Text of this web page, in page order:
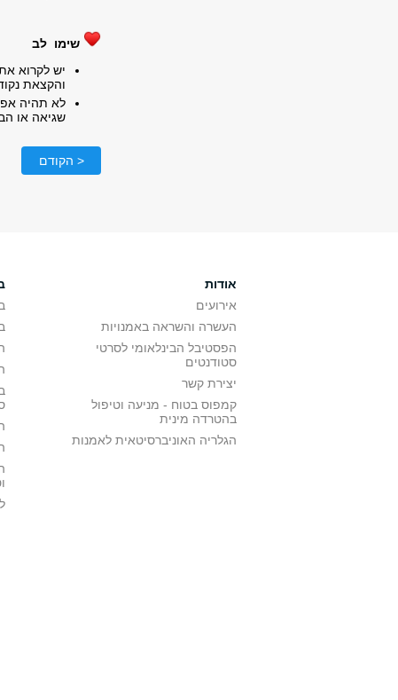
שימו לב
יש לקרוא
והקצאת
לא תהיה
שגיאה או
< הקודם
אודות
אירועים
העשרה והשראה באמנויות
הפסטיבל הבינלאומי לסרטי
סטודנטים
יצירת קשר
קמפוס בטוח - מניעה וטיפול
בהטרדה מינית
הגלריה האוניברסיטאית לאמנות